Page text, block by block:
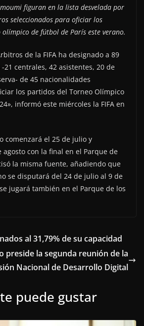
figuran en la lista desvelada por
seleccionados para oficiar los
de fútbol de París este verano.
de la FIFA ha designado a 89
centrales, 42 asistentes, 20 de
de 45 nacionalidades
los partidos del Torneo Olímpico
informó este miércoles la FIFA en
comenzará el 25 de julio y
con la final en el Parque de
la misma fuente, añadiendo que
se disputará del 24 de julio al 9 de
jugará también en el Parque de los
al 31,79% de su capacidad
preside la segunda reunión de la
Nacional de Desarrollo Digital
puede gustar